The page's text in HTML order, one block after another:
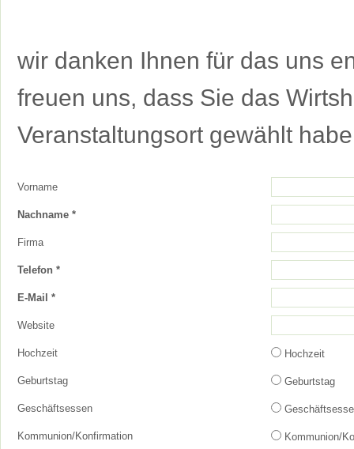
wir danken Ihnen für das uns
freuen uns, dass Sie das
Veranstaltungsort gewählt
Vorname
Nachname *
Firma
Telefon *
E-Mail *
Website
Hochzeit Hochzeit
Geburtstag Geburtstag
Geschäftsessen
Kommunion/Konfirmation Kommunion/